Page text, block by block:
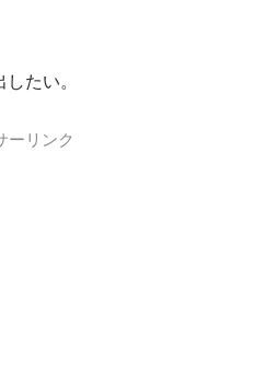
たい。
ーリンク